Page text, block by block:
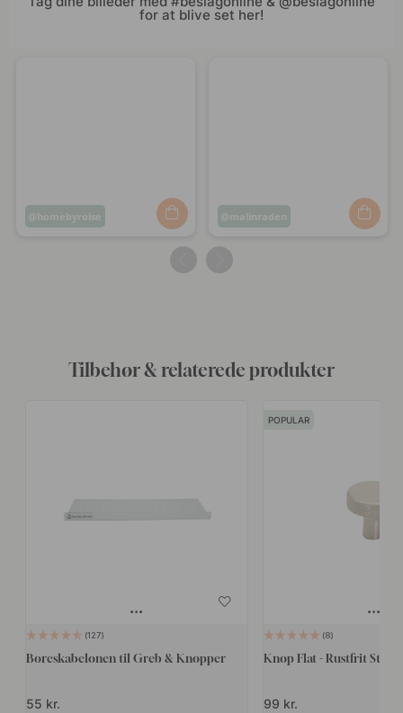
for at blive set her!
Opslag
homebyroise
Opslag
malinraden
Tilbehør & relaterede produkter
127
Boreskabelonen til Greb & Knopper
55 kr.
POPULAR
8
Knop Flat - Rustfrit Stål
99 kr.